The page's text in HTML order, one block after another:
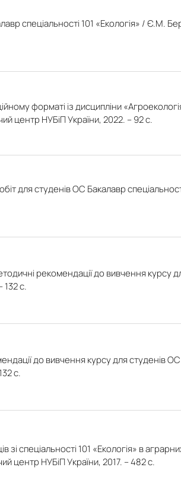
спеціальності 101 «Екологія» / Є.М.
форматі із дисципліни
центр НУБіП України, 2022. – 92 с.
для студенів ОС Бакалавр
рекомендації до вивчення курсу
132 с.
до вивчення курсу для студенів
с.
зі спеціальності 101 «Екологія» в
центр НУБіП України, 2017. – 482 с.